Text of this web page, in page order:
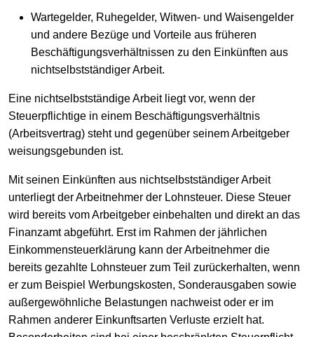
Wartegelder, Ruhegelder, Witwen- und Waisengelder
und andere Bezüge und Vorteile aus früheren
Beschäftigungsverhältnissen zu den Einkünften aus
nichtselbstständiger Arbeit.
Eine nichtselbstständige Arbeit liegt vor, wenn der
Steuerpflichtige in einem Beschäftigungsverhältnis
(Arbeitsvertrag) steht und gegenüber seinem Arbeitgeber
weisungsgebunden ist.
Mit seinen Einkünften aus nichtselbstständiger Arbeit
unterliegt der Arbeitnehmer der Lohnsteuer. Diese Steuer
wird bereits vom Arbeitgeber einbehalten und direkt an das
Finanzamt abgeführt. Erst im Rahmen der jährlichen
Einkommensteuerklärung kann der Arbeitnehmer die
bereits gezahlte Lohnsteuer zum Teil zurückerhalten, wenn
er zum Beispiel Werbungskosten, Sonderausgaben sowie
außergewöhnliche Belastungen nachweist oder er im
Rahmen anderer Einkunftsarten Verluste erzielt hat.